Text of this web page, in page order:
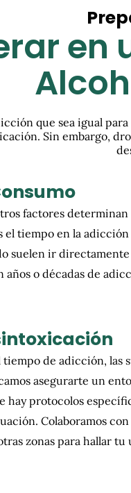
que sea igual
Sin embargo,
factores
el tiempo en la
suelen ir
años o décadas de
de adicción, las
asegurarte un
hay protocolos
Colaboramos
zonas para hallar